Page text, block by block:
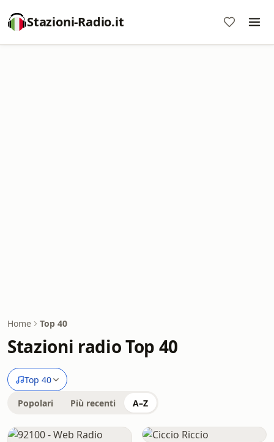
Stazioni-Radio.it
Home Top 40
Stazioni radio Top 40
Top 40
Popolari Più recenti A–Z